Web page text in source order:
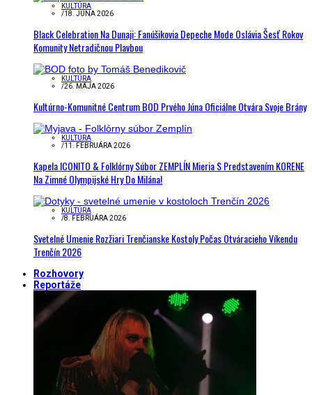
KULTÚRA
/18. JÚNA 2026
Black Celebration Na Dunaji: Fanúšikovia Depeche Mode Oslávia Šesť Rokov
Komunity Netradičnou Plavbou
KULTÚRA
/26. MÁJA 2026
Kultúrno-Komunitné Centrum BOD Prvého Júna Oficiálne Otvára Svoje Brány
KULTÚRA
/11. FEBRUÁRA 2026
Kapela ICONITO & Folklórny Súbor ZEMPLÍN Mieria S Predstavením KORENE
Na Zimné Olympijské Hry Do Milána!
KULTÚRA
/8. FEBRUÁRA 2026
Svetelné Umenie Rozžiari Trenčianske Kostoly Počas Otváracieho Víkendu
Trenčín 2026
Rozhovory
Reportáže